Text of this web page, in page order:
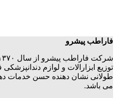
فاراطب پیشرو
توزیع ابزارالات و لوازم
طولانی نشان دهنده حسن خدمات
می باشد.